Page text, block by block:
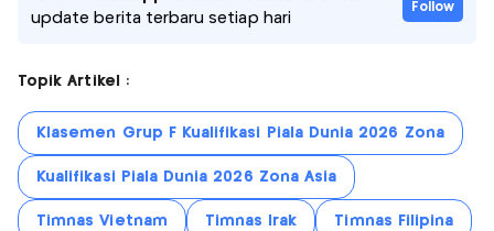
update berita terbaru setiap hari
Follow
Topik Artikel :
Klasemen Grup F Kualifikasi Piala Dunia 2026 Zona
Kualifikasi Piala Dunia 2026 Zona Asia
Timnas Vietnam Timnas Irak Timnas Filipina